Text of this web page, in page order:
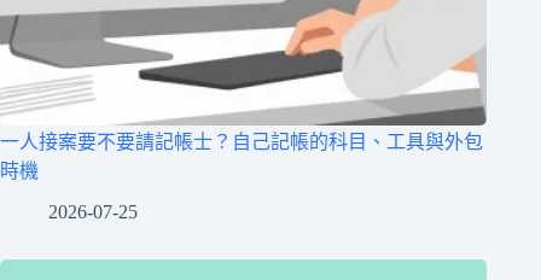
一人接案要不要請記帳士？自己記帳的科目、工具與外包
時機
2026-07-25